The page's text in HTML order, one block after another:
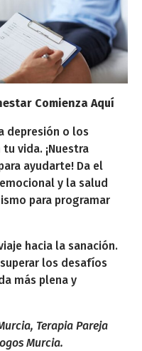
Comienza Aquí
depresión o los
vida. ¡Nuestra
ayudarte! Da el
y la salud
para programar
hacia la sanación.
los desafíos
más plena y
Terapia Pareja
Murcia.